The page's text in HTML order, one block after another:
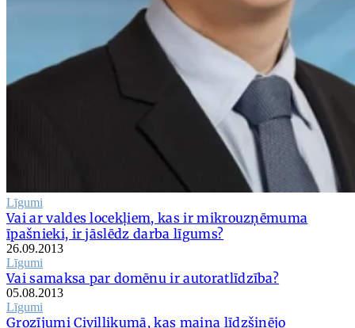
Līgumi
Vai ar valdes locekļiem, kas ir mikrouzņēmuma
īpašnieki, ir jāslēdz darba līgums?
26.09.2013
Līgumi
Vai samaksa par domēnu ir autoratlīdzība?
05.08.2013
Līgumi
Grozījumi Civillikumā, kas maina līdzšinējo